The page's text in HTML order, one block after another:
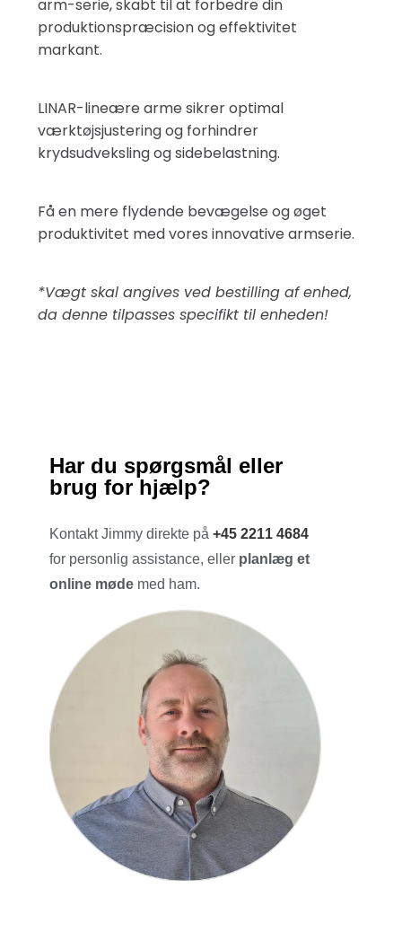
arm-serie, skabt til at forbedre din
produktionspræcision og effektivitet
markant.
LINAR-lineære arme sikrer optimal
værktøjsjustering og forhindrer
krydsudveksling og sidebelastning.
Få en mere flydende bevægelse og øget
produktivitet med vores innovative armserie.
*Vægt skal angives ved bestilling af enhed,
da denne tilpasses specifikt til enheden!
Har du spørgsmål eller
brug for hjælp?
Kontakt Jimmy direkte på+45 2211 4684
for personlig assistance, eller planlæg et
online møde med ham.